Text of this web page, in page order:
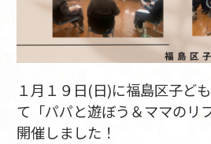
１月１９日(日)に福島区子ど
て「パパと遊ぼう＆ママのリ
開催しました！